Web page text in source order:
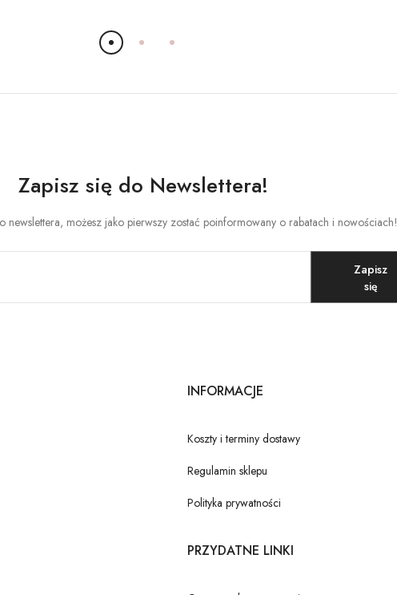
Zapisz się do Newslettera!
newslettera, możesz jako pierwszy zostać poinformowany o rabatach i nowościach!
Zapisz
się
INFORMACJE
Koszty i terminy dostawy
Regulamin sklepu
Polityka prywatności
PRZYDATNE LINKI